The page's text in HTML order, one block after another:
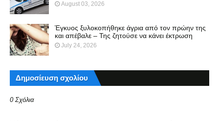
August 03, 2026
Έγκυος ξυλοκοπήθηκε άγρια από τον πρώην της
και απέβαλε – Της ζητούσε να κάνει έκτρωση
July 24, 2026
Δημοσίευση σχολίου
0 Σχόλια